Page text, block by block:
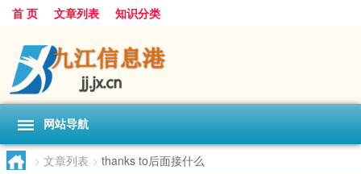
首 页 文章列表 知识分类
网站导航
> 文章列表 > thanks to后面接什么